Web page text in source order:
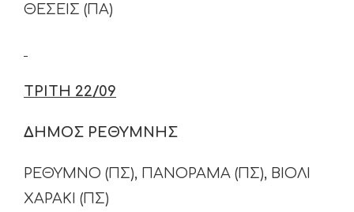
ΘΕΣΕΙΣ (ΠΑ)
ΤΡΙΤΗ 22/09
ΔΗΜΟΣ ΡΕΘΥΜΝΗΣ
ΡΕΘΥΜΝΟ (ΠΣ), ΠΑΝΟΡΑΜΑ (ΠΣ), ΒΙΟΛΙ
ΧΑΡΑΚΙ (ΠΣ)